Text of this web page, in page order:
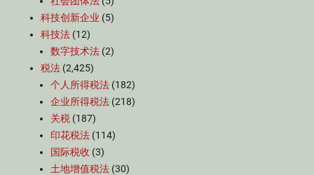
科技创新企业 (5)
科技法 (12)
数字技术法 (2)
税法 (2,425)
个人所得税法 (182)
企业所得税法 (218)
关税 (187)
印花税法 (114)
国际税收 (3)
土地增值税法 (30)